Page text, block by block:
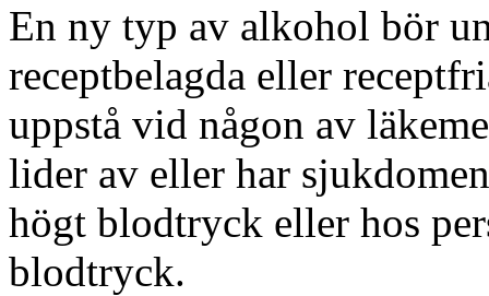
En ny typ av alkohol bör
receptbelagda eller
uppstå vid någon av
lider av eller har
högt blodtryck eller hos
blodtryck.